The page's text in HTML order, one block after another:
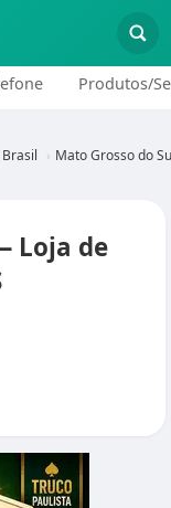
Produtos/
Mato Grosso do
Loja de